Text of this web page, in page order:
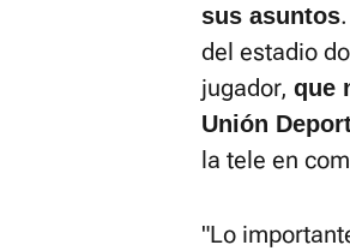
sus asuntos
del estadio
jugador, que
Unión
la tele en
"Lo